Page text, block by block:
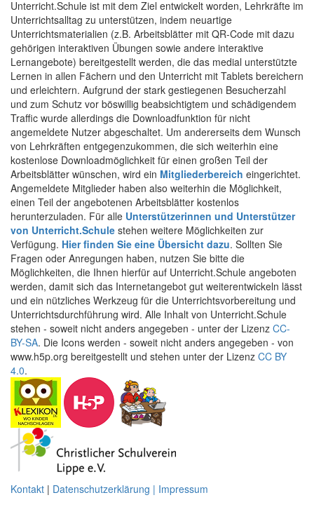
Unterricht.Schule ist mit dem Ziel entwickelt worden, Lehrkräfte im
Unterrichtsalltag zu unterstützen, indem neuartige
Unterrichtsmaterialien (z.B. Arbeitsblätter mit QR-Code mit dazu
gehörigen interaktiven Übungen sowie andere interaktive
Lernangebote) bereitgestellt werden, die das medial unterstützte
Lernen in allen Fächern und den Unterricht mit Tablets bereichern
und erleichtern. Aufgrund der stark gestiegenen Besucherzahl
und zum Schutz vor böswillig beabsichtigtem und schädigendem
Traffic wurde allerdings die Downloadfunktion für nicht
angemeldete Nutzer abgeschaltet. Um andererseits dem Wunsch
von Lehrkräften entgegenzukommen, die sich weiterhin eine
kostenlose Downloadmöglichkeit für einen großen Teil der
Arbeitsblätter wünschen, wird ein Mitgliederbereich eingerichtet.
Angemeldete Mitglieder haben also weiterhin die Möglichkeit,
einen Teil der angebotenen Arbeitsblätter kostenlos
herunterzuladen. Für alle Unterstützerinnen und Unterstützer
von Unterricht.Schule stehen weitere Möglichkeiten zur
Verfügung. Hier finden Sie eine Übersicht dazu. Sollten Sie
Fragen oder Anregungen haben, nutzen Sie bitte die
Möglichkeiten, die Ihnen hierfür auf Unterricht.Schule angeboten
werden, damit sich das Internetangebot gut weiterentwickeln lässt
und ein nützliches Werkzeug für die Unterrichtsvorbereitung und
Unterrichtsdurchführung wird. Alle Inhalt von Unterricht.Schule
stehen - soweit nicht anders angegeben - unter der Lizenz CC-
BY-SA. Die Icons werden - soweit nicht anders angegeben - von
www.h5p.org bereitgestellt und stehen unter der Lizenz CC BY
4.0.
Kontakt | Datenschutzerklärung | Impressum